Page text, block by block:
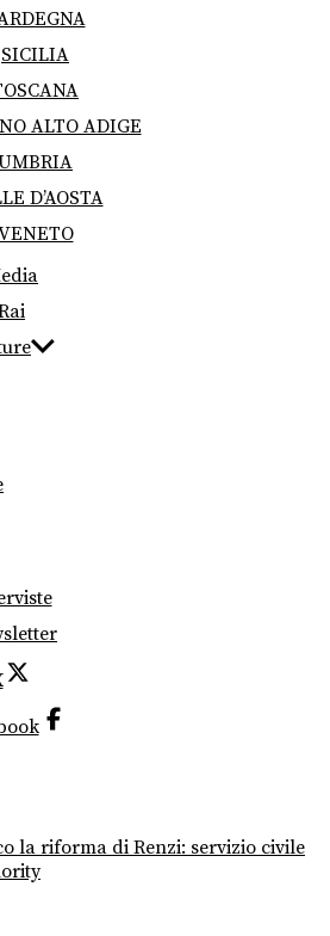
SICILIA
ALTO ADIGE
D’AOSTA
la riforma di Renzi: servizio civile